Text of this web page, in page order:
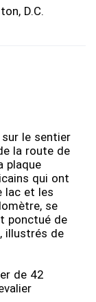
D.C.
le sentier
la route de
plaque
qui ont
lac et les
se
ponctué de
illustrés de
de 42